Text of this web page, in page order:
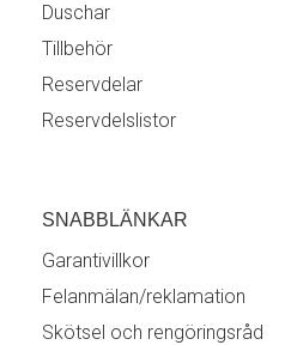
Duschar
Tillbehör
Reservdelar
Reservdelslistor
SNABBLÄNKAR
Garantivillkor
Felanmälan/reklamation
Skötsel och rengöringsråd